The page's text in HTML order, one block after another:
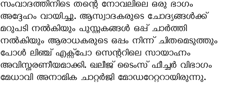
സംവാദത്തിനിടെ തന്റെ നോവലിലെ ഒരു ഭാഗം
അദ്ദേഹം വായിച്ചു. ആസ്വാദകരുടെ ചോദ്യങ്ങൾക്ക്
മറുപടി നൽകിയും പുസ്തകങ്ങൾ ഒപ്പ് ചാർത്തി
നൽകിയും ആരാധകരുടെ ഒപ്പം നിന്ന് ചിതമെടുത്തും
പോൾ ലിഞ്ച് എക്സ്പോ സെന്ററിലെ സായാഹ്നം
അവിസ്മരണീയമാക്കി. ഖലീജ് ടൈംസ് ഫീച്ചർ വിഭാഗം
മേധാവി അനാമിക ചാറ്റർജി മോഡറേറ്ററായിരുന്നു.